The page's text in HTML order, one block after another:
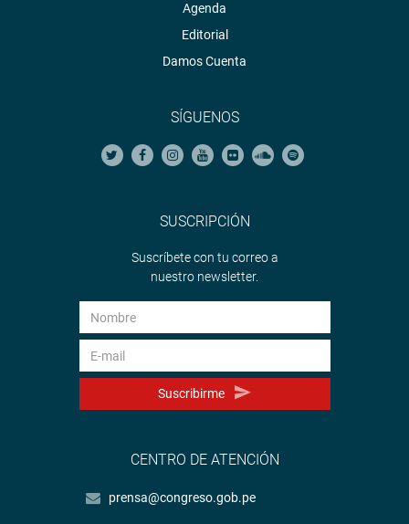
Agenda
Editorial
Damos Cuenta
SÍGUENOS
SUSCRIPCIÓN
Suscríbete con tu correo a
nuestro newsletter.
Suscribirme
CENTRO DE ATENCIÓN
prensa@congreso.gob.pe